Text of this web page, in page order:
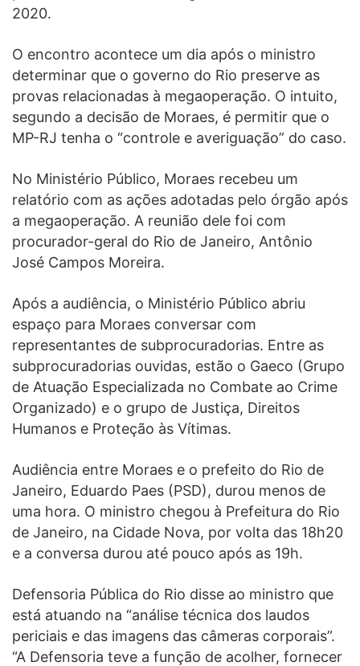
2020.
O encontro acontece um dia após o ministro
determinar que o governo do Rio preserve as
provas relacionadas à megaoperação. O intuito,
segundo a decisão de Moraes, é permitir que o
MP-RJ tenha o “controle e averiguação” do caso.
No Ministério Público, Moraes recebeu um
relatório com as ações adotadas pelo órgão após
a megaoperação. A reunião dele foi com
procurador-geral do Rio de Janeiro, Antônio
José Campos Moreira.
Após a audiência, o Ministério Público abriu
espaço para Moraes conversar com
representantes de subprocuradorias. Entre as
subprocuradorias ouvidas, estão o Gaeco (Grupo
de Atuação Especializada no Combate ao Crime
Organizado) e o grupo de Justiça, Direitos
Humanos e Proteção às Vítimas.
Audiência entre Moraes e o prefeito do Rio de
Janeiro, Eduardo Paes (PSD), durou menos de
uma hora. O ministro chegou à Prefeitura do Rio
de Janeiro, na Cidade Nova, por volta das 18h20
e a conversa durou até pouco após as 19h.
Defensoria Pública do Rio disse ao ministro que
está atuando na “análise técnica dos laudos
periciais e das imagens das câmeras corporais”.
“A Defensoria teve a função de acolher, fornecer